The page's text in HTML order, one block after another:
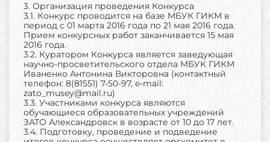
3. Организация проведения Конкурса
3.1. Конкурс проводится на базе МБУК ГИКМ в
период с 01 марта 2016 года по 21 мая 2016 года.
Прием конкурсных работ заканчивается 15 мая
2016 года.
3.2. Куратором Конкурса является заведующая
научно-просветительского отдела МБУК ГИКМ
Иваненко Антонина Викторовна (контактный
телефон: 8(81551) 7-50-97, e-mail:
zato_musey@mail.ru)
3.3. Участниками конкурса являются
обучающиеся образовательных учреждений
ЗАТО Александровск в возрасте от 10 до 17 лет.
3.4. Подготовку, проведение и подведение